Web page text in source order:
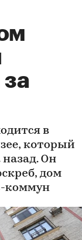
в
который
Он
дом
коммун